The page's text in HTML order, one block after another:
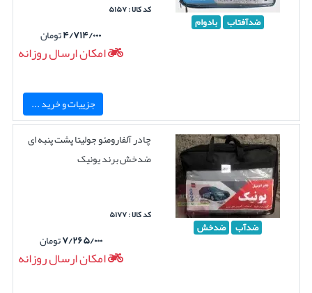
ضدآفتاب بادوام
کد کالا : ۵۱۵۷
۴/۷۱۴/۰۰۰تومان
امکان ارسال روزانه
جزییات و خرید ...
ضدآب ضدخش
چادر آلفارومئو جولیتا پشت پنبه ای
ضدخش برند یونیک
کد کالا : ۵۱۷۷
۷/۲۶۵/۰۰۰تومان
امکان ارسال روزانه